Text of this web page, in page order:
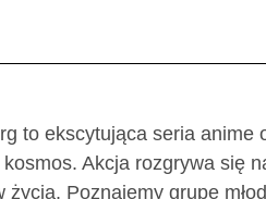
to ekscytująca seria
kosmos. Akcja rozgrywa się
życia. Poznajemy grupę